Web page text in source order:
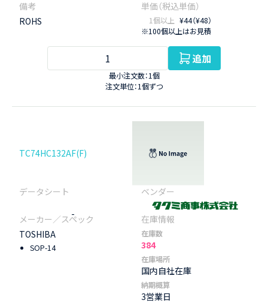
ROHS 1個以上 ¥44（¥48）
※100個以上はお見積
追加
最小注文数：1個
注文単位：1個ずつ
TC74HC132AF(F)
-
TOSHIBA
SOP-14
在庫数
384
在庫場所
国内自社在庫
納期概算
3営業日